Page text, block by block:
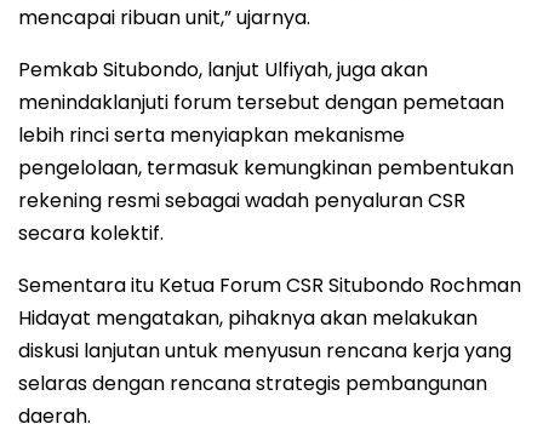
mencapai ribuan unit,” ujarnya.
Pemkab Situbondo, lanjut Ulfiyah, juga akan
menindaklanjuti forum tersebut dengan pemetaan
lebih rinci serta menyiapkan mekanisme
pengelolaan, termasuk kemungkinan pembentukan
rekening resmi sebagai wadah penyaluran CSR
secara kolektif.
Sementara itu Ketua Forum CSR Situbondo Rochman
Hidayat mengatakan, pihaknya akan melakukan
diskusi lanjutan untuk menyusun rencana kerja yang
selaras dengan rencana strategis pembangunan
daerah.